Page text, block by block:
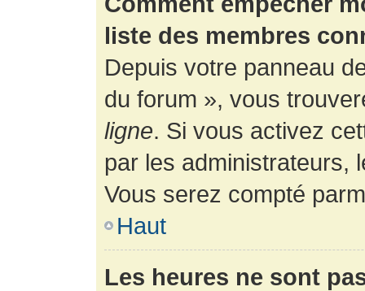
liste des membres
Depuis votre panneau
du forum », vous
ligne. Si vous activez
par les administrateurs,
Vous serez compté
Haut
Les heures ne sont